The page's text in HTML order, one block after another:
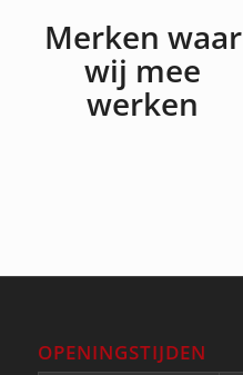
Merken waar
wij mee
werken
OPENINGSTIJDEN